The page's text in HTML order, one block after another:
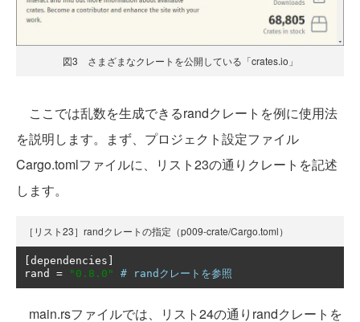
図3 さまざまなクレートを公開している「crates.io」
ここでは乱数を生成できるrandクレートを例に使用法
を説明します。まず、プロジェクト設定ファイル
Cargo.tomlファイルに、リスト23の通りクレートを記述
します。
［リスト23］randクレートの指定（p009-crate/Cargo.toml）
[dependencies ]
rand = "0.8.0" # randクレートを参照
main.rsファイルでは、リスト24の通りrandクレートを